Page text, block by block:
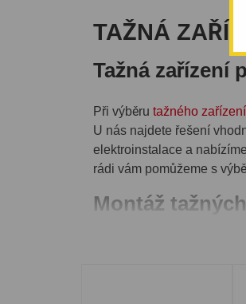
TAŽNÁ
Tažná zařízení
Při výběru tažného
U nás najdete řešení
elektroinstalace a
rádi vám pomůžeme s
Montáž